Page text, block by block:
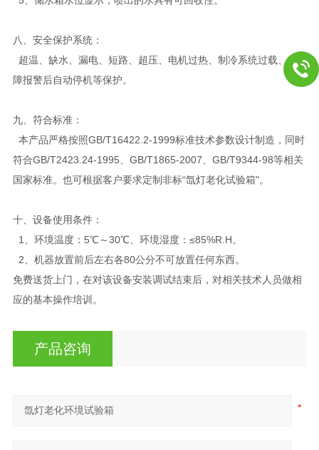
八、安全保护系统：
超温、缺水、漏电、短路、超压、电机过热、制冷系统过载、故
障报警后自动停机等保护。
九、 符合标准：
本产品严格按照GB/T16422.2-1999标准技术参数设计制造，同时
符合GB/T2423.24-1995、GB/T1865-2007、GB/T9344-98等相关
国家标准。也可根据客户要求定制非标“氙灯老化试验箱"。
十、设备使用条件：
1、环境温度：5℃～30℃、环境湿度：≤85%R.H。
2、机器放置前后左右各80公分不可放置任何东西。
免费送货上门，在对该设备安装调试结束后，对相关技术人员做相
应的基本操作培训。
产品咨询